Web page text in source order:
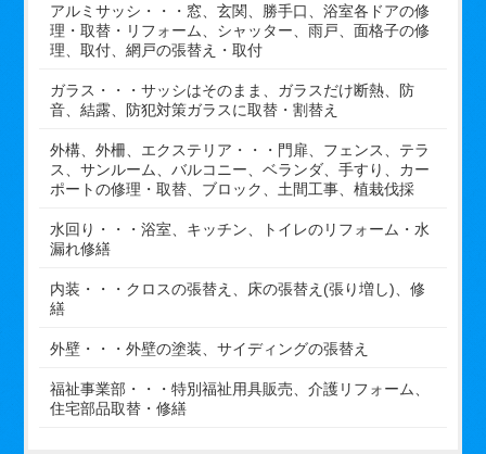
アルミサッシ・・・窓、玄関、勝手口、浴室各ドアの修
理・取替・リフォーム、シャッター、雨戸、面格子の修
理、取付、網戸の張替え・取付
ガラス・・・サッシはそのまま、ガラスだけ断熱、防
音、結露、防犯対策ガラスに取替・割替え
外構、外柵、エクステリア・・・門扉、フェンス、テラ
ス、サンルーム、バルコニー、ベランダ、手すり、カー
ポートの修理・取替、ブロック、土間工事、植栽伐採
水回り・・・浴室、キッチン、トイレのリフォーム・水
漏れ修繕
内装・・・クロスの張替え、床の張替え(張り増し)、修
繕
外壁・・・外壁の塗装、サイディングの張替え
福祉事業部・・・特別福祉用具販売、介護リフォーム、
住宅部品取替・修繕